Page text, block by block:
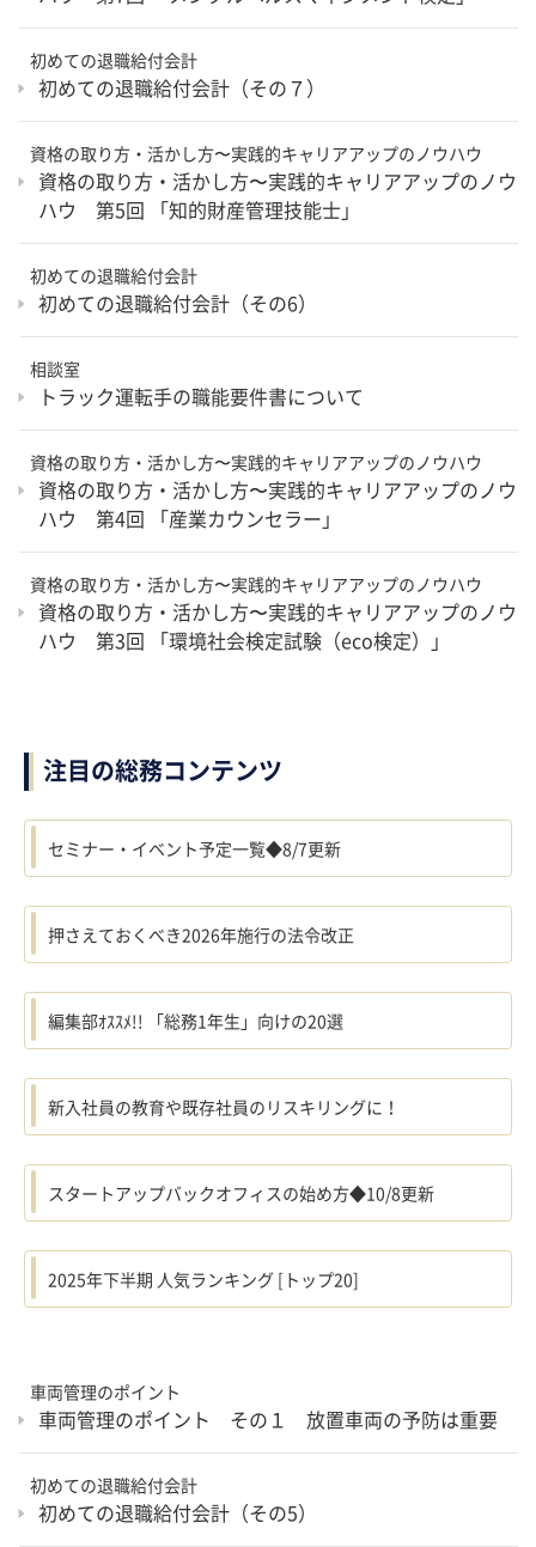
初めての退職給付会計
初めての退職給付会計（その７）
資格の取り方・活かし方〜実践的キャリアアップのノウハウ
資格の取り方・活かし方〜実践的キャリアアップのノウ
ハウ 第5回 「知的財産管理技能士」
初めての退職給付会計
初めての退職給付会計（その6）
相談室
トラック運転手の職能要件書について
資格の取り方・活かし方〜実践的キャリアアップのノウハウ
資格の取り方・活かし方〜実践的キャリアアップのノウ
ハウ 第4回 「産業カウンセラー」
資格の取り方・活かし方〜実践的キャリアアップのノウハウ
資格の取り方・活かし方〜実践的キャリアアップのノウ
ハウ 第3回 「環境社会検定試験（eco検定）」
車両管理のポイント
車両管理のポイント その１ 放置車両の予防は重要
初めての退職給付会計
初めての退職給付会計（その5）
注目の総務コンテンツ
セミナー・イベント予定一覧◆8/7更新
押さえておくべき2026年施行の法令改正
編集部ｵｽｽﾒ!! 「総務1年生」向けの20選
新入社員の教育や既存社員のリスキリングに！
スタートアップバックオフィスの始め方◆10/8更新
2025年下半期 人気ランキング [トップ20]